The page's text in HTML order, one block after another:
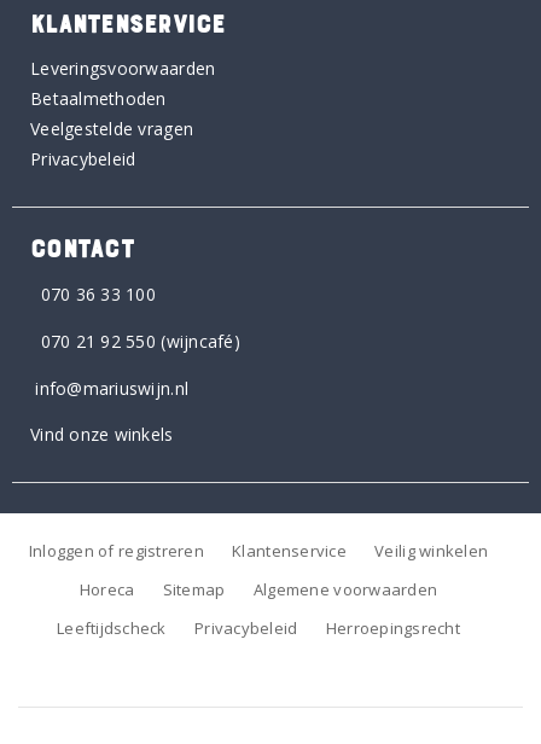
KLANTENSERVICE
Leveringsvoorwaarden
Betaalmethoden
Veelgestelde vragen
Privacybeleid
CONTACT
070 36 33 100
070 21 92 550 (wijncafé)
info@mariuswijn.nl
Vind onze winkels
Inloggen of registreren Klantenservice
Veilig winkelen
Horeca
Sitemap
Algemene voorwaarden
Leeftijdscheck
Privacybeleid Herroepingsrecht